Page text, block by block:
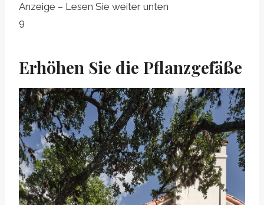
Anzeige – Lesen Sie weiter unten
9
Erhöhen Sie die Pflanzgefäße